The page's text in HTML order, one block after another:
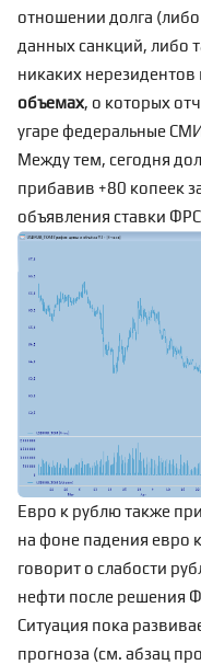
отношении долга
данных санкций, либо
никаких
объемах, о которых
угаре федеральные
Между тем, сегодня
прибавив +80 копеек
объявления ставки ФРС
Евро к рублю также
на фоне падения евро
говорит о слабости
нефти после решения
Ситуация пока
прогноза (см. абзац